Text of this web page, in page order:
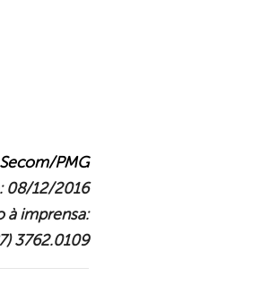
PMG
08/12/2016
à imprensa:
3762.0109